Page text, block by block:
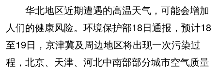
华北地区近期遭遇的高温天气，可能会增加
人们的健康风险。环境保护部18日通报，预计18
至19日，京津冀及周边地区将出现一次污染过
程，北京、天津、河北中南部部分城市空气质量